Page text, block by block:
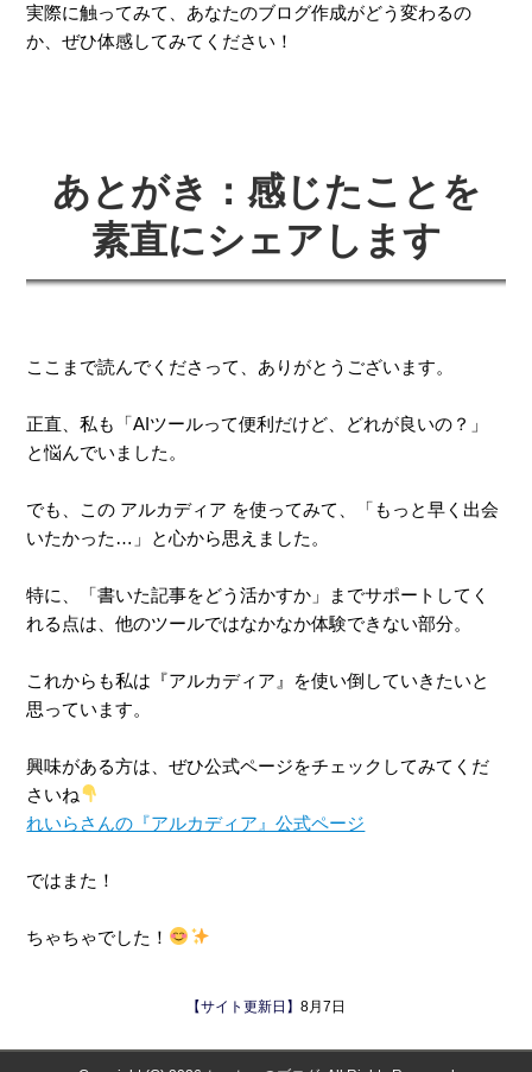
実際に触ってみて、あなたのブログ作成がどう変わるの
か、ぜひ体感してみてください！
あとがき：感じたことを
素直にシェアします
ここまで読んでくださって、ありがとうございます。
正直、私も「AIツールって便利だけど、どれが良いの？」
と悩んでいました。
でも、この アルカディア を使ってみて、「もっと早く出会
いたかった…」と心から思えました。
特に、「書いた記事をどう活かすか」までサポートしてく
れる点は、他のツールではなかなか体験できない部分。
これからも私は『アルカディア』を使い倒していきたいと
思っています。
興味がある方は、ぜひ公式ページをチェックしてみてくだ
さいね
れいらさんの『アルカディア』公式ページ
ではまた！
ちゃちゃでした！
【サイト更新日】 8月7日